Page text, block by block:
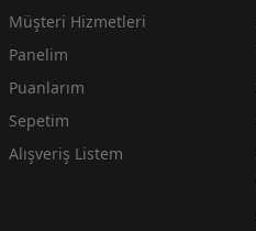
Müşteri Hizmetleri
Panelim
Puanlarım
Sepetim
Alışveriş Listem